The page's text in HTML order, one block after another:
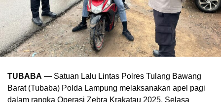
TUBABA — Satuan Lalu Lintas Polres Tulang Bawang
Barat (Tubaba) Polda Lampung melaksanakan apel pagi
dalam rangka Operasi Zebra Krakatau 2025, Selasa